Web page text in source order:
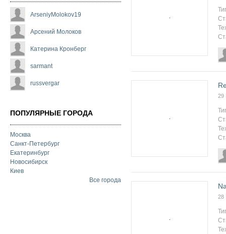
ArseniyMolokov19
Арсений Молоков
Катерина Кронберг
sarmant
russvergar
ПОПУЛЯРНЫЕ ГОРОДА
Москва
Санкт-Петербург
Екатеринбург
Новосибирск
Киев
Все города
29
28